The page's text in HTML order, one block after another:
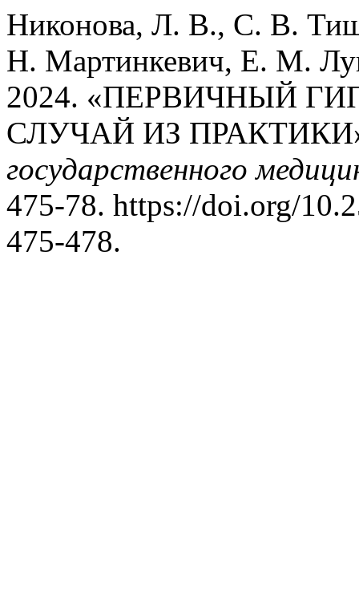
Никонова, Л. В., С. В.
Н. Мартинкевич, Е. М.
2024. «ПЕРВИЧНЫЙ
СЛУЧАЙ ИЗ
государственного
475-78. https://doi.org/
475-478.